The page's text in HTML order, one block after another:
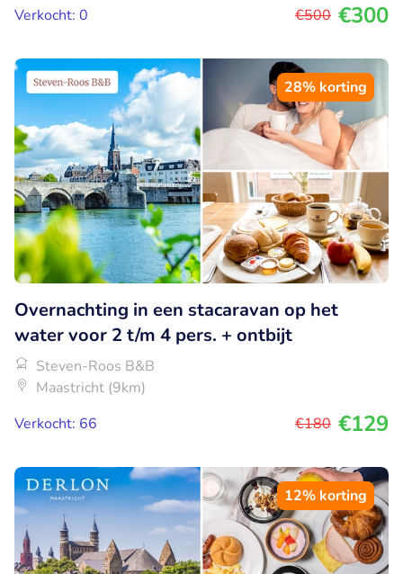
Verkocht: 0
€500 €300
28% korting
Overnachting in een stacaravan op het
water voor 2 t/m 4 pers. + ontbijt
Steven-Roos B&B
Maastricht (9km)
Verkocht: 66
€180 €129
12% korting